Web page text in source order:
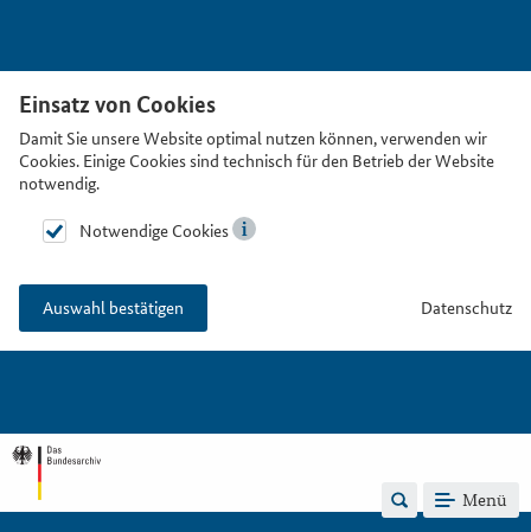
Einsatz von Cookies
Damit Sie unsere Website optimal nutzen können, verwenden wir
Cookies. Einige Cookies sind technisch für den Betrieb der Website
notwendig.
Notwendige Cookies
Auswahl bestätigen Datenschutz
Menü